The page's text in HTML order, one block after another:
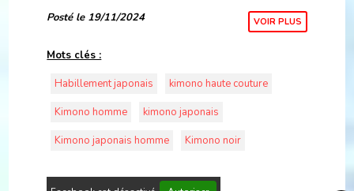
Posté le 19/11/2024 VOIR PLUS
Mots clés :
Habillement japonais
kimono haute couture
Kimono homme
kimono japonais
Kimono japonais homme
Kimono noir